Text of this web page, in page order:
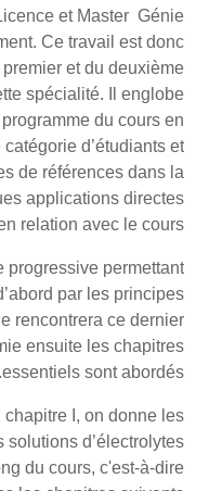
et Master Génie
Ce travail est donc
et du deuxième
spécialité. Il englobe
du cours en
d’étudiants et
de références dans la
applications directes
relation avec le cours.
progressive permettant
par les principes
rencontrera ce dernier
ensuite les chapitres
essentiels sont abordés.
I, on donne les
d’électrolytes
du cours, c'est-à-dire